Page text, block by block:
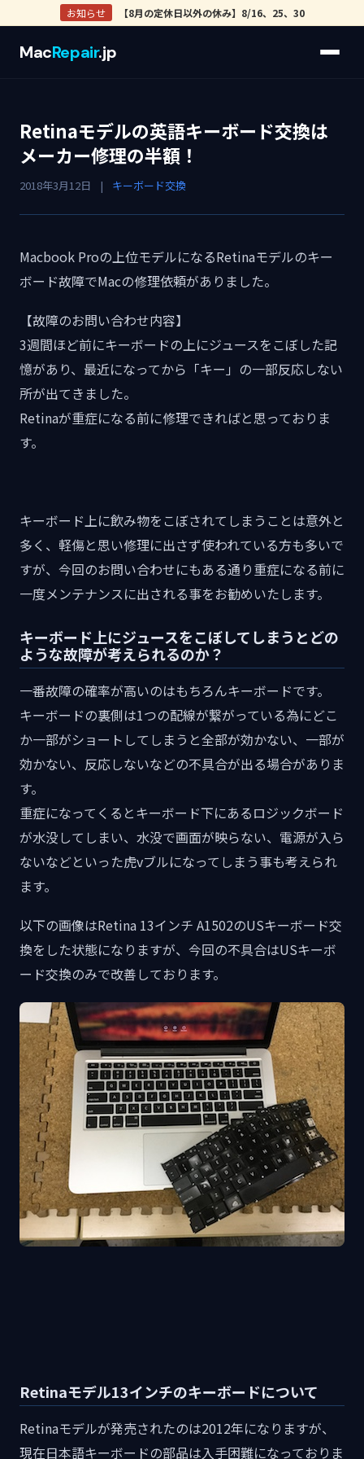
お知らせ 【8月の定休日以外の休み】8/16、25、30
MacRepair.jp
Retinaモデルの英語キーボード交換は
メーカー修理の半額！
2018年3月12日 | キーボード交換
Macbook Proの上位モデルになるRetinaモデルのキー
ボード故障でMacの修理依頼がありました。
【故障のお問い合わせ内容】
3週間ほど前にキーボードの上にジュースをこぼした記
憶があり、最近になってから「キー」の一部反応しない
所が出てきました。
Retinaが重症になる前に修理できればと思っておりま
す。
キーボード上に飲み物をこぼされてしまうことは意外と
多く、軽傷と思い修理に出さず使われている方も多いで
すが、今回のお問い合わせにもある通り重症になる前に
一度メンテナンスに出される事をお勧めいたします。
キーボード上にジュースをこぼしてしまうとどの
ような故障が考えられるのか？
一番故障の確率が高いのはもちろんキーボードです。
キーボードの裏側は1つの配線が繋がっている為にどこ
か一部がショートしてしまうと全部が効かない、一部が
効かない、反応しないなどの不具合が出る場合がありま
す。
重症になってくるとキーボード下にあるロジックボード
が水没してしまい、水没で画面が映らない、電源が入ら
ないなどといった虎vブルになってしまう事も考えられ
ます。
以下の画像はRetina 13インチ A1502のUSキーボード交
換をした状態になりますが、今回の不具合はUSキーボ
ード交換のみで改善しております。
Retinaモデル13インチのキーボードについて
Retinaモデルが発売されたのは2012年になりますが、
現在日本語キーボードの部品は入手困難になっておりま